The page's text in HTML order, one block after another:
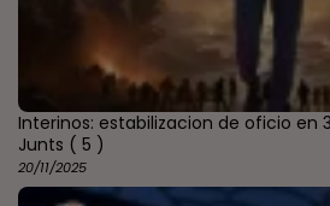
Interinos: estabilizacion de oficio en
Junts ( 5 )
20/11/2025